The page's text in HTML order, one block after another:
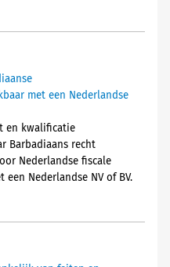
met een Nederlandse
en kwalificatie
Barbadiaans recht
Nederlandse fiscale
Nederlandse NV of BV.